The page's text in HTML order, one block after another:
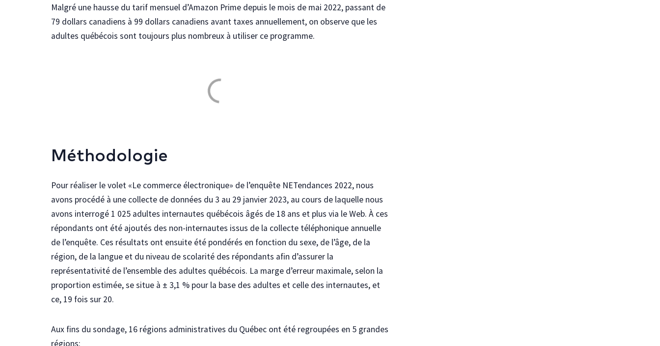
Malgré une hausse du tarif mensuel d’Amazon Prime depuis le mois de mai 2022, passant de
79 dollars canadiens à 99 dollars canadiens avant taxes annuellement, on observe que les
adultes québécois sont toujours plus nombreux à utiliser ce programme.
Méthodologie
Pour réaliser le volet «Le commerce électronique» de l’enquête NETendances 2022, nous
avons procédé à une collecte de données du 3 au 29 janvier 2023, au cours de laquelle nous
avons interrogé 1 025 adultes internautes québécois âgés de 18 ans et plus via le Web. À ces
répondants ont été ajoutés des non-internautes issus de la collecte téléphonique annuelle
de l’enquête. Ces résultats ont ensuite été pondérés en fonction du sexe, de l’âge, de la
région, de la langue et du niveau de scolarité des répondants afin d’assurer la
représentativité de l’ensemble des adultes québécois. La marge d’erreur maximale, selon la
proportion estimée, se situe à ± 3,1 % pour la base des adultes et celle des internautes, et
ce, 19 fois sur 20.
Aux fins du sondage, 16 régions administratives du Québec ont été regroupées en 5 grandes
régions: